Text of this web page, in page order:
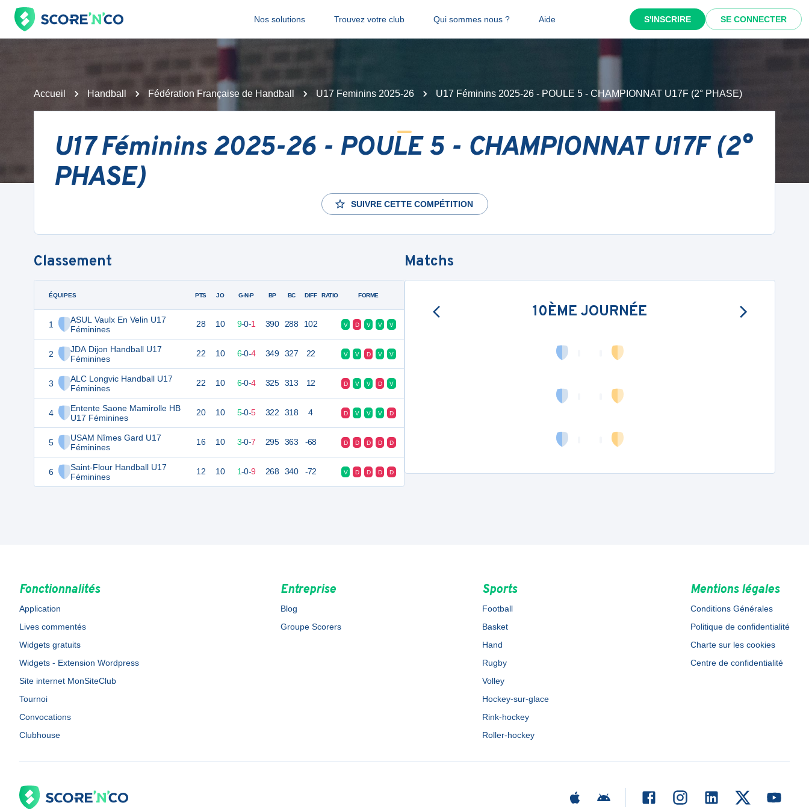
Nos solutions Trouvez votre club Qui sommes nous ? Aide S'INSCRIRE SE CONNECTER
Accueil Handball Fédération Française de Handball U17 Feminins 2025-26 U17 Féminins 2025-26 - POULE 5 - CHAMPIONNAT U17F (2° PHASE)
U17 Féminins 2025-26 - POULE 5 - CHAMPIONNAT U17F (2°
PHASE)
SUIVRE CETTE COMPÉTITION
Classement
ÉQUIPES
1
ASUL Vaulx En Velin U17
Féminines
2
JDA Dijon Handball U17
Féminines
3
ALC Longvic Handball U17
Féminines
4
Entente Saone Mamirolle HB
U17 Féminines
5
USAM Nîmes Gard U17
Féminines
6
Saint-Flour Handball U17
Féminines
PTS JO G-N-P BP BC DIFF RATIO FORME
28 10 9-0-1 390 288 102 V D V V V
22 10 6-0-4 349 327 22 V V D V V
22 10 6-0-4 325 313 12 D V V D V
20 10 5-0-5 322 318 4 D V V V D
16 10 3-0-7 295 363 -68 D D D D D
12 10 1-0-9 268 340 -72 V D D D D
Matchs
10ÈME JOURNÉE
Fonctionnalités
Application
Lives commentés
Widgets gratuits
Widgets - Extension Wordpress
Site internet MonSiteClub
Tournoi
Convocations
Clubhouse
Entreprise
Blog
Groupe Scorers
Sports
Football
Basket
Hand
Rugby
Volley
Hockey-sur-glace
Rink-hockey
Roller-hockey
Mentions légales
Conditions Générales
Politique de confidentialité
Charte sur les cookies
Centre de confidentialité